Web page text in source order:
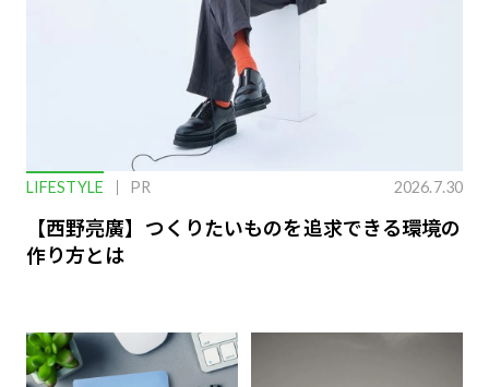
LIFESTYLE PR 2026.7.30
【西野亮廣】つくりたいものを追求できる環境の
作り方とは